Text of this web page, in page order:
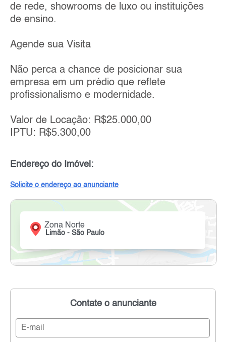
de rede, showrooms de luxo ou instituições
de ensino.
Agende sua Visita
Não perca a chance de posicionar sua
empresa em um prédio que reflete
profissionalismo e modernidade.
Valor de Locação: R$25.000,00
IPTU: R$5.300,00
Endereço do Imóvel:
Solicite o endereço ao anunciante
Zona Norte
Limão - São Paulo
Contate o anunciante